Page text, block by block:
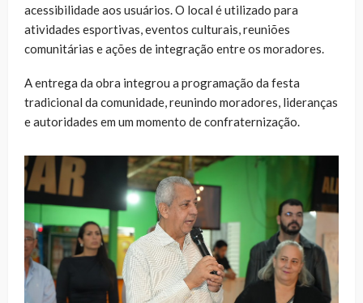
acessibilidade aos usuários. O local é utilizado para
atividades esportivas, eventos culturais, reuniões
comunitárias e ações de integração entre os moradores.
A entrega da obra integrou a programação da festa
tradicional da comunidade, reunindo moradores, lideranças
e autoridades em um momento de confraternização.